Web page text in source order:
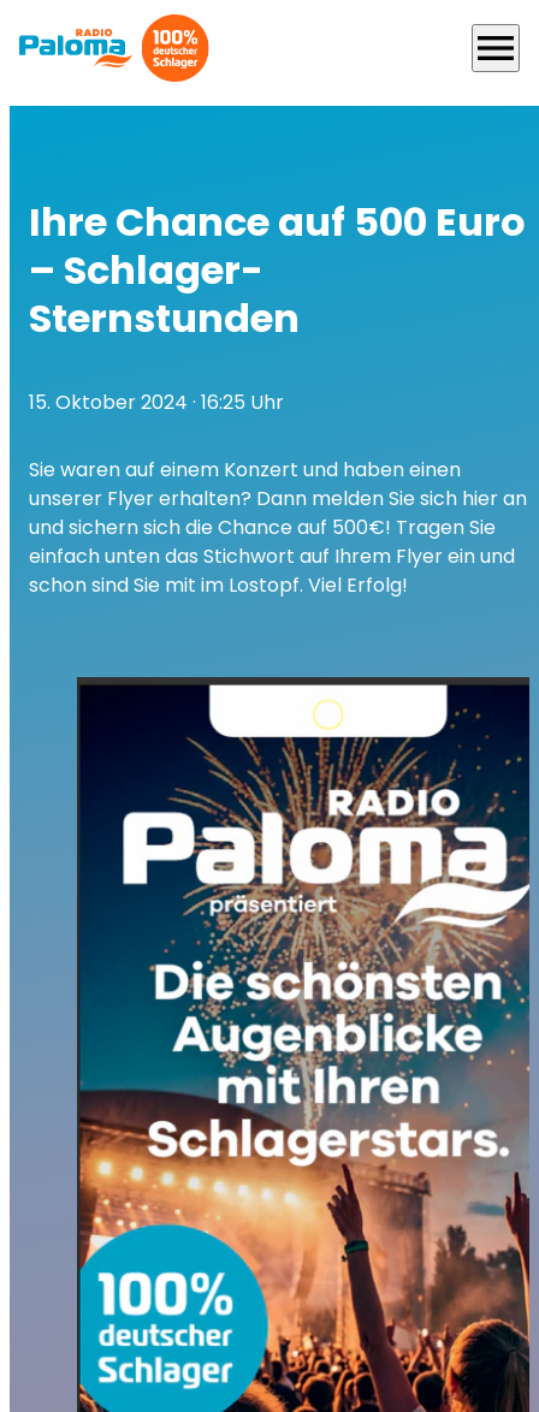
menu
Ihre Chance auf 500 Euro
– Schlager-
Sternstunden
15. Oktober 2024 · 16:25 Uhr
Sie waren auf einem Konzert und haben einen
unserer Flyer erhalten? Dann melden Sie sich hier an
und sichern sich die Chance auf 500€! Tragen Sie
einfach unten das Stichwort auf Ihrem Flyer ein und
schon sind Sie mit im Lostopf. Viel Erfolg!